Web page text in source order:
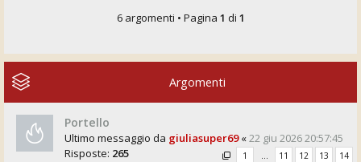
6 argomenti • Pagina 1 di 1
Argomenti
Portello
Ultimo messaggio da giuliasuper69«22 giu 2026 20:57:45
Risposte: 265 1 … 11 12 13 14